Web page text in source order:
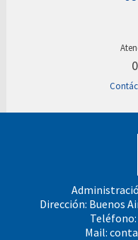
Dirección: Buenos
Teléfono:
Mail: